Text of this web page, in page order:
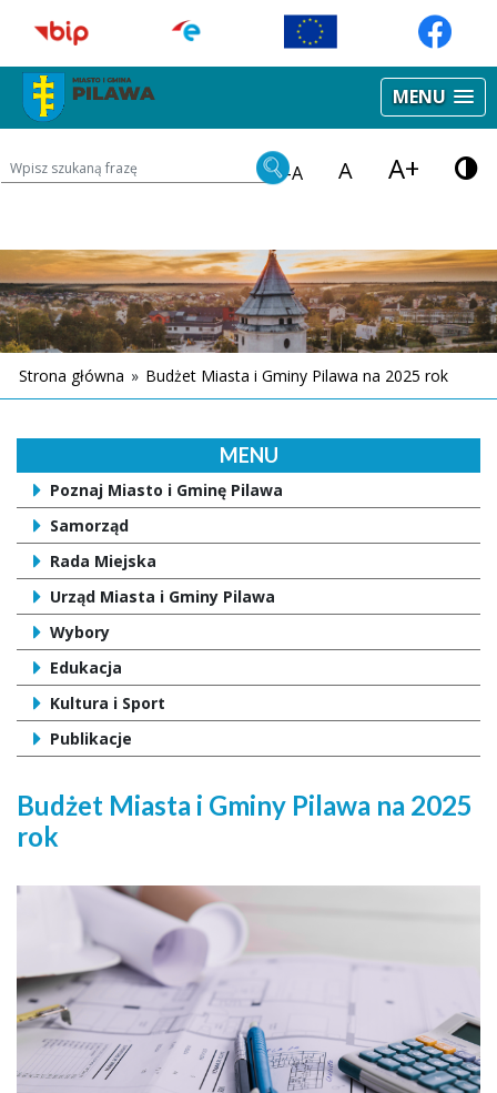
MENU
Wyszukiwarka treści na stronie -A A A+
Strona główna » Budżet Miasta i Gminy Pilawa na 2025 rok
MENU
Poznaj Miasto i Gminę Pilawa
Samorząd
Rada Miejska
Urząd Miasta i Gminy Pilawa
Wybory
Edukacja
Kultura i Sport
Publikacje
Budżet Miasta i Gminy Pilawa na 2025
rok